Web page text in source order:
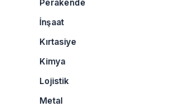
Perakende
İnşaat
Kırtasiye
Kimya
Lojistik
Metal